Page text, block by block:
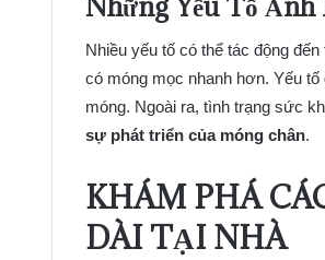
Nhiều yếu tố có thể tác động đến
có móng mọc nhanh hơn. Yếu
móng. Ngoài ra, tình trạng sức
sự phát triển của móng chân.
KHÁM PHÁ
DÀI TẠI NHÀ